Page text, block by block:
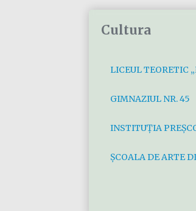
Cultura
LICEUL TEORETIC
GIMNAZIUL NR. 45
INSTITUŢIA
ȘCOALA DE ARTE